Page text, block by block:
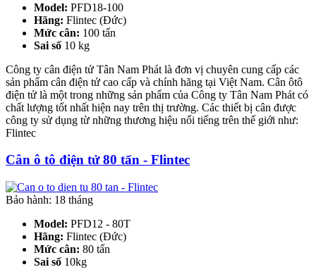
Model: PFD18-100
Hãng: Flintec (Đức)
Mức cân: 100 tấn
Sai số 10 kg
Công ty cân điện tử Tân Nam Phát là đơn vị chuyên cung cấp các
sản phẩm cân điện tử cao cấp và chính hãng tại Việt Nam. Cân ôtô
điện tử là một trong những sản phẩm của Công ty Tân Nam Phát có
chất lượng tốt nhất hiện nay trên thị trường. Các thiết bị cân được
công ty sử dụng từ những thương hiệu nổi tiếng trên thế giới như:
Flintec
Cân ô tô điện tử 80 tấn - Flintec
Bảo hành: 18 tháng
Model: PFD12 - 80T
Hãng: Flintec (Đức)
Mức cân: 80 tấn
Sai số 10kg